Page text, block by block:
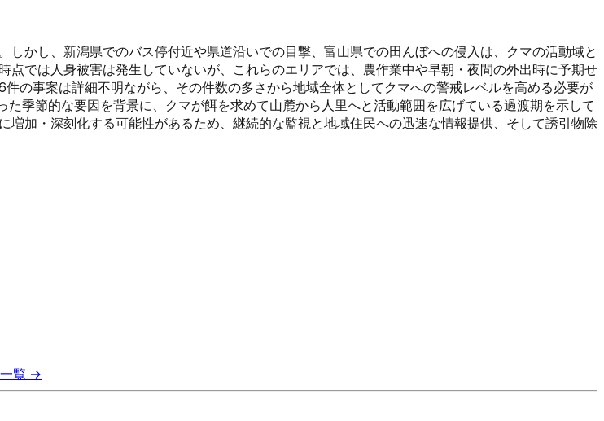
かし、新潟県でのバス停付近や県道沿いでの目撃、富山県での田んぼへの侵入は、クマの活動域と
では人身被害は発生していないが、これらのエリアでは、農作業中や早朝・夜間の外出時に予期せ
の事案は詳細不明ながら、その件数の多さから地域全体としてクマへの警戒レベルを高める必要が
季節的な要因を背景に、クマが餌を求めて山麓から人里へと活動範囲を広げている過渡期を示して
加・深刻化する可能性があるため、継続的な監視と地域住民への迅速な情報提供、そして誘引物除
覧 →